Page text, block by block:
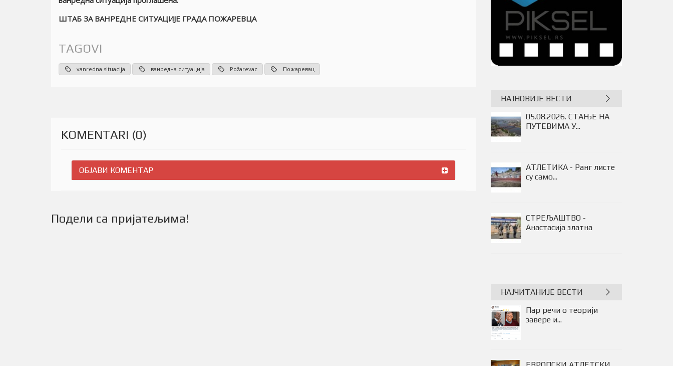
ШТАБ ЗА ВАНРЕДНЕ СИТУАЦИЈЕ ГРАДА ПОЖАРЕВЦА
TAGOVI
vanredna situacija ванредна ситуација Požarevac Пожаревац
KOMENTARI (0)
ОБЈАВИ КОМЕНТАР
Подели са пријатељима!
НАЈНОВИЈЕ ВЕСТИ
ПРОДУЖЕНО ТРАЈАЊЕ
ИЗЛОЖБЕ...
05.08.2026. СТАЊЕ НА
ПУТЕВИМА У...
АТЛЕТИКА - Ранг листе
су само...
НАЈЧИТАНИЈЕ ВЕСТИ
Пар речи о теорији
завере и...